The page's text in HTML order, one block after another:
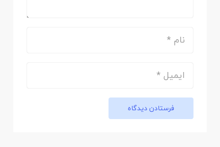
فرستادن دیدگاه